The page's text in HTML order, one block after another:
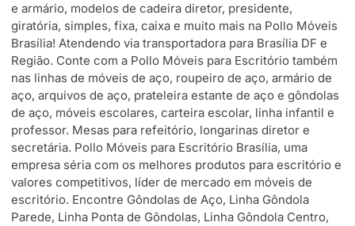
e armário, modelos de cadeira diretor, presidente,
giratória, simples, fixa, caixa e muito mais na Pollo Móveis
Brasília! Atendendo via transportadora para Brasília DF e
Região. Conte com a Pollo Móveis para Escritório também
nas linhas de móveis de aço, roupeiro de aço, armário de
aço, arquivos de aço, prateleira estante de aço e gôndolas
de aço, móveis escolares, carteira escolar, linha infantil e
professor. Mesas para refeitório, longarinas diretor e
secretária. Pollo Móveis para Escritório Brasília, uma
empresa séria com os melhores produtos para escritório e
valores competitivos, líder de mercado em móveis de
escritório. Encontre Gôndolas de Aço, Linha Gôndola
Parede, Linha Ponta de Gôndolas, Linha Gôndola Centro,